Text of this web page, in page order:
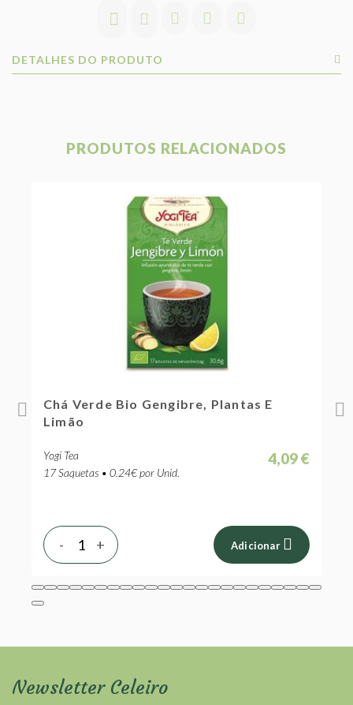
DETALHES DO PRODUTO
PRODUTOS RELACIONADOS
Chá Verde Bio Gengibre, Plantas E
Limão
Yogi Tea
17 Saquetas • 0.24€ por Unid.
4,09 €
+
- Adicionar
Newsletter Celeiro